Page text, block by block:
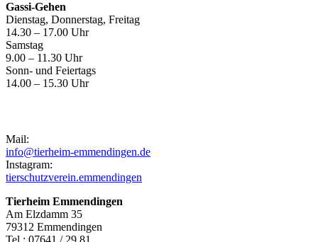
Gassi-Gehen
Dienstag, Donnerstag, Freitag
14.30 – 17.00 Uhr
Samstag
9.00 – 11.30 Uhr
Sonn- und Feiertags
14.00 – 15.30 Uhr
Mail:
info@tierheim-emmendingen.de
Instagram:
tierschutzverein.emmendingen
Tierheim Emmendingen
Am Elzdamm 35
79312 Emmendingen
Tel.: 07641 / 29 81